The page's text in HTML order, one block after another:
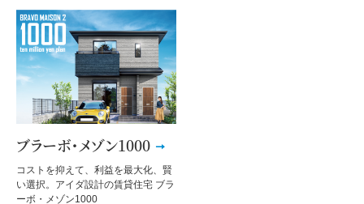
ブラーボ・メゾン1000
コストを抑えて、利益を最大化、賢
い選択。アイダ設計の賃貸住宅 ブラ
ーボ・メゾン1000